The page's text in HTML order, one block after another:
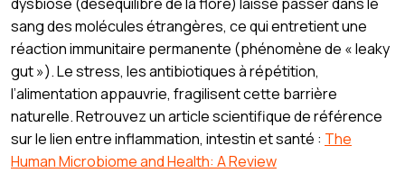
sang des molécules étrangères, ce qui entretient une
réaction immunitaire permanente (phénomène de « leaky
gut »). Le stress, les antibiotiques à répétition,
l’alimentation appauvrie, fragilisent cette barrière
naturelle. Retrouvez un article scientifique de référence
sur le lien entre inflammation, intestin et santé : The
Human Microbiome and Health: A Review